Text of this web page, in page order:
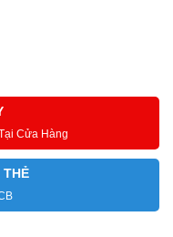
Cửa Hàng
THẺ